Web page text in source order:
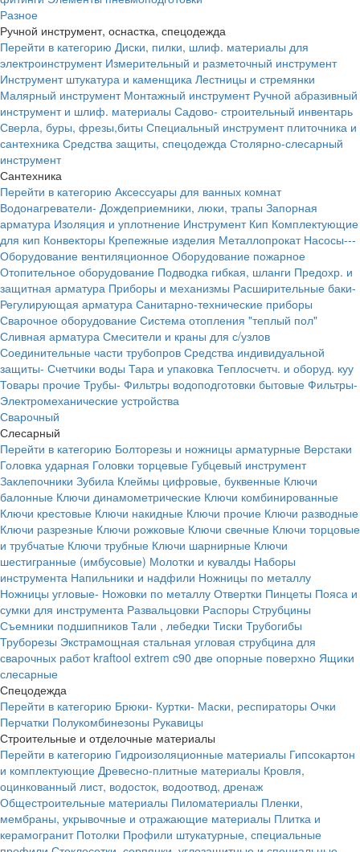
Разное
Ручной инструмент, оснастка, спецодежда
Перейти в категорию Диски, пилки, шлиф. материалы для
электроинструмент Измерительный и разметочный инструмент
Инструмент штукатура и каменщика Лестницы и стремянки
Малярный инструмент Монтажный инструмент Ручной абразивный
инструмент и шлиф. материалы Садово- строительный инвентарь
Сверла, буры, фрезы,биты Специальный инструмент плиточника и
сантехника Средства защиты, спецодежда Столярно-слесарный
инструмент
Сантехника
Перейти в категорию Аксессуары для ванных комнат
Водонагреватели- Дождеприемники, люки, трапы Запорная
арматура Изоляция и уплотнение Инструмент Кип Комплектующие
для кип Конвекторы Крепежные изделия Металлопрокат Насосы---
Оборудование вентиляционное Оборудование пожарное
Отопительное оборудование Подводка гибкая, шланги Предохр. и
защитная арматура Приборы и механизмы Расширительные баки-
Регулирующая арматура Санитарно-технические приборы
Сварочное оборудование Система отопления "теплый пол"
Сливная арматура Смесители и краны для с/узлов
Соединительные части трубопров Средства индивидуальной
защиты- Счетчики воды Тара и упаковка Теплосчетч. и оборуд. куу
Товары прочие Трубы- Фильтры водоподготовки бытовые Фильтры-
Электромеханические устройства
Сварочный
Слесарный
Перейти в категорию Болторезы и ножницы арматурные Верстаки
Головка ударная Головки торцевые Губцевый инструмент
Заклепочники Зубила Клеймы цифровые, буквенные Ключи
балонные Ключи динамометрические Ключи комбинированные
Ключи крестовые Ключи накидные Ключи прочие Ключи разводные
Ключи разрезные Ключи рожковые Ключи свечные Ключи торцовые
и трубчатые Ключи трубные Ключи шарнирные Ключи
шестигранные (имбусовые) Молотки и кувалды Наборы
инструмента Напильники и надфили Ножницы по металлу
Ножницы угловые- Ножовки по металлу Отвертки Пинцеты Пояса и
сумки для инструмента Развальцовки Распоры Струбцины
Съемники подшипников Тали , лебедки Тиски Трубогибы
Труборезы Экстрамощная стальная угловая струбцина для
сварочных работ kraftool extrem c90 две опорные поверхно Ящики
слесарные
Спецодежда
Перейти в категорию Брюки- Куртки- Маски, респираторы Очки
Перчатки Полукомбинезоны Рукавицы
Строительные и отделочные материалы
Перейти в категорию Гидроизоляционные материалы Гипсокартон
и комплектующие Древесно-плитные материалы Кровля,
оцинкованный лист, водосток, водоотвод, дренаж
Общестроительные материалы Пиломатериалы Пленки,
мембраны, укрывочные и отражающие материалы Плитка и
керамогранит Потолки Профили штукатурные, специальные